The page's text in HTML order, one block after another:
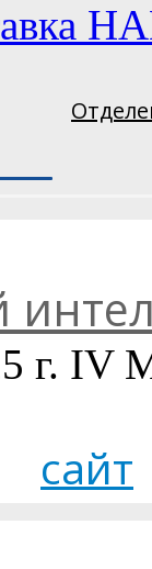
г.
сайт